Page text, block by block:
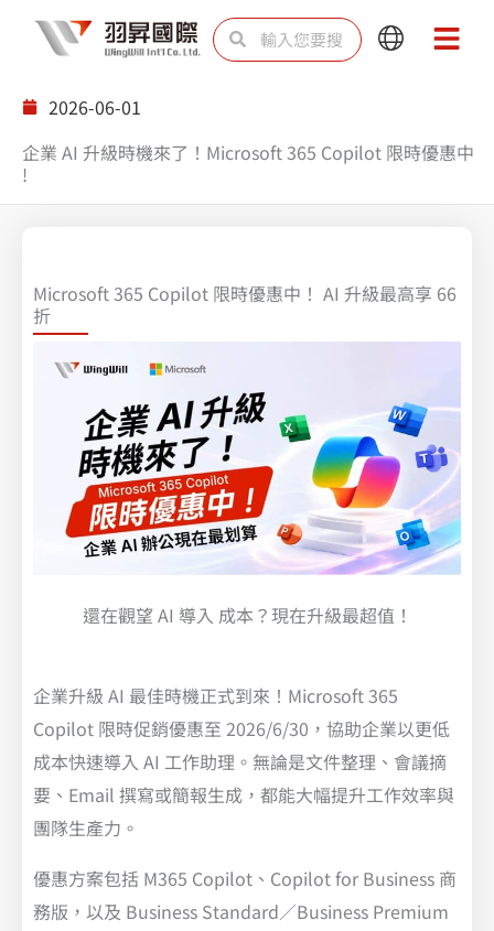
搜
尋 尋
Main
Main
2026-06-01
企業 AI 升級時機來了！Microsoft 365 Copilot 限時優惠中
!
Microsoft 365 Copilot 限時優惠中！ AI 升級最高享 66
折
還在觀望 AI 導入 成本？現在升級最超值！
企業升級 AI 最佳時機正式到來！Microsoft 365
Copilot 限時促銷優惠至 2026/6/30，協助企業以更低
成本快速導入 AI 工作助理。無論是文件整理、會議摘
要、Email 撰寫或簡報生成，都能大幅提升工作效率與
團隊生產力。
優惠方案包括 M365 Copilot、Copilot for Business 商
務版，以及 Business Standard／Business Premium